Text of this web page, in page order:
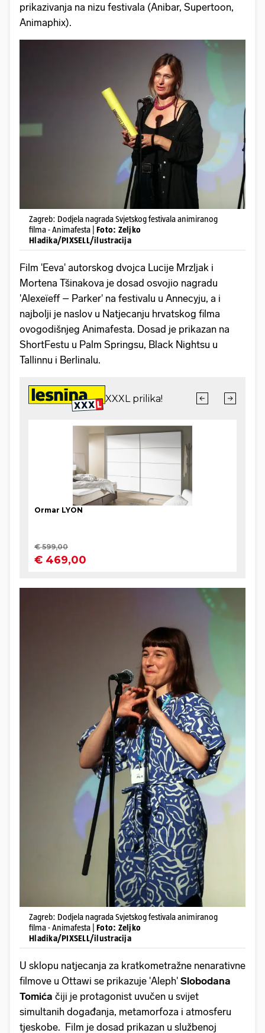
prikazivanja na nizu festivala (Anibar, Supertoon,
Animaphix).
Zagreb: Dodjela nagrada Svjetskog festivala animiranog
filma - Animafesta | Foto: Zeljko
Hladika/PIXSELL/ilustracija
Film 'Eeva' autorskog dvojca Lucije Mrzljak i
Mortena Tšinakova je dosad osvojio nagradu
'Alexeïeff – Parker' na festivalu u Annecyju, a i
najbolji je naslov u Natjecanju hrvatskog filma
ovogodišnjeg Animafesta. Dosad je prikazan na
ShortFestu u Palm Springsu, Black Nightsu u
Tallinnu i Berlinalu.
Zagreb: Dodjela nagrada Svjetskog festivala animiranog
filma - Animafesta | Foto: Zeljko
Hladika/PIXSELL/ilustracija
U sklopu natjecanja za kratkometražne nenarativne
filmove u Ottawi se prikazuje 'Aleph' Slobodana
Tomića čiji je protagonist uvučen u svijet
simultanih događanja, metamorfoza i atmosferu
tjeskobe. Film je dosad prikazan u službenoj